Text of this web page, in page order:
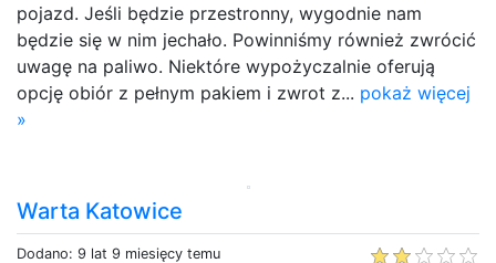
pojazd. Jeśli będzie przestronny, wygodnie nam
będzie się w nim jechało. Powinniśmy również zwrócić
uwagę na paliwo. Niektóre wypożyczalnie oferują
opcję obiór z pełnym pakiem i zwrot z... pokaż więcej
»
Warta Katowice
Dodano: 9 lat 9 miesięcy temu